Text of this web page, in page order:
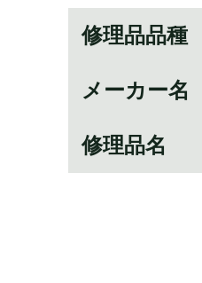
修理品品種
メーカー名
修理品名